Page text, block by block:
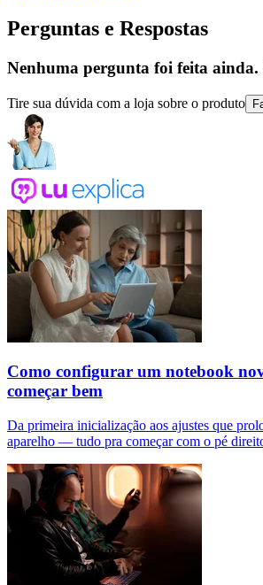
Perguntas e Respostas
Nenhuma pergunta foi feita
Tire sua dúvida com a loja sobre o produto
Como configurar um notebook
começar bem
Da primeira inicialização aos ajustes que
aparelho — tudo pra começar com o pé